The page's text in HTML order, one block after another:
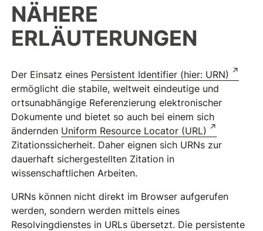
NÄHERE
ERLÄUTERUNGEN
Der Einsatz eines Persistent Identifier (hier: URN)
ermöglicht die stabile, weltweit eindeutige und
ortsunabhängige Referenzierung elektronischer
Dokumente und bietet so auch bei einem sich
ändernden Uniform Resource Locator (URL)
Zitationssicherheit. Daher eignen sich URNs zur
dauerhaft sichergestellten Zitation in
wissenschaftlichen Arbeiten.
URNs können nicht direkt im Browser aufgerufen
werden, sondern werden mittels eines
Resolvingdienstes in URLs übersetzt. Die persistente